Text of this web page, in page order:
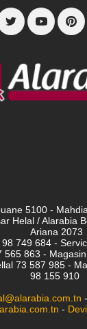
5100 -
Helal / Alarabia
Ariana 2073
749 684 -
565 863 -
73 587 985 -
98 155 910
-
-